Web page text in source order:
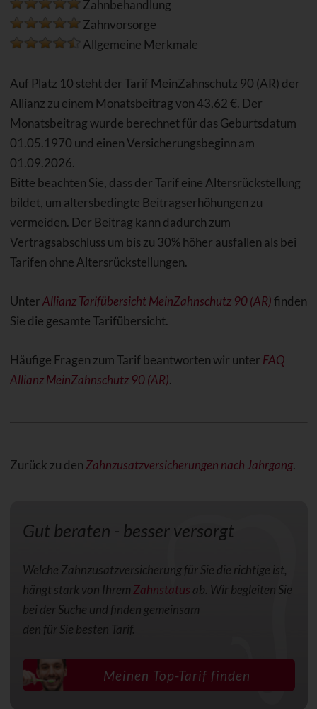
Zahnbehandlung
Zahnvorsorge
Allgemeine Merkmale
Auf Platz 10 steht der Tarif MeinZahnschutz 90 (AR) der
Allianz zu einem Monatsbeitrag von 43,62 €. Der
Monatsbeitrag wurde berechnet für das Geburtsdatum
01.05.1970 und einen Versicherungsbeginn am
01.09.2026.
Bitte beachten Sie, dass der Tarif eine Altersrückstellung
bildet, um altersbedingte Beitragserhöhungen zu
vermeiden. Der Beitrag kann dadurch zum
Vertragsabschluss um bis zu 30% höher ausfallen als bei
Tarifen ohne Altersrückstellungen.
UnterAllianz Tarifübersicht MeinZahnschutz 90 (AR)finden
Sie die gesamte Tarifübersicht.
Häufige Fragen zum Tarif beantworten wir unter FAQ
Allianz MeinZahnschutz 90 (AR).
Zurück zu denZahnzusatzversicherungen nach Jahrgang.
Gut beraten - besser versorgt
Welche Zahnzusatzversicherung für Sie die richtige ist,
hängt stark von IhremZahnstatus ab. Wir begleiten Sie
bei der Suche und finden gemeinsam
den für Sie besten Tarif.
Meinen Top-Tarif finden